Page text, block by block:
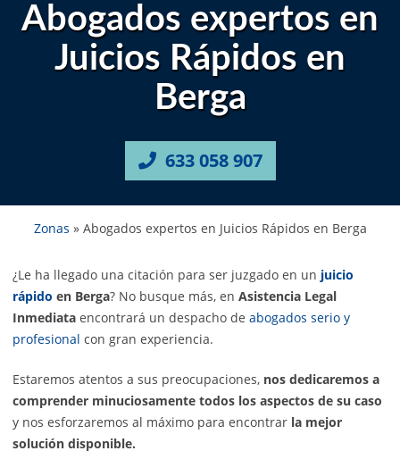
Abogados expertos en
Juicios Rápidos en
Berga
633 058 907
Zonas » Abogados expertos en Juicios Rápidos en Berga
¿Le ha llegado una citación para ser juzgado en un juicio
rápido en Berga? No busque más, en Asistencia Legal
Inmediata encontrará un despacho de abogados serio y
profesional con gran experiencia.
Estaremos atentos a sus preocupaciones, nos dedicaremos a
comprender minuciosamente todos los aspectos de su caso
y nos esforzaremos al máximo para encontrar la mejor
solución disponible.